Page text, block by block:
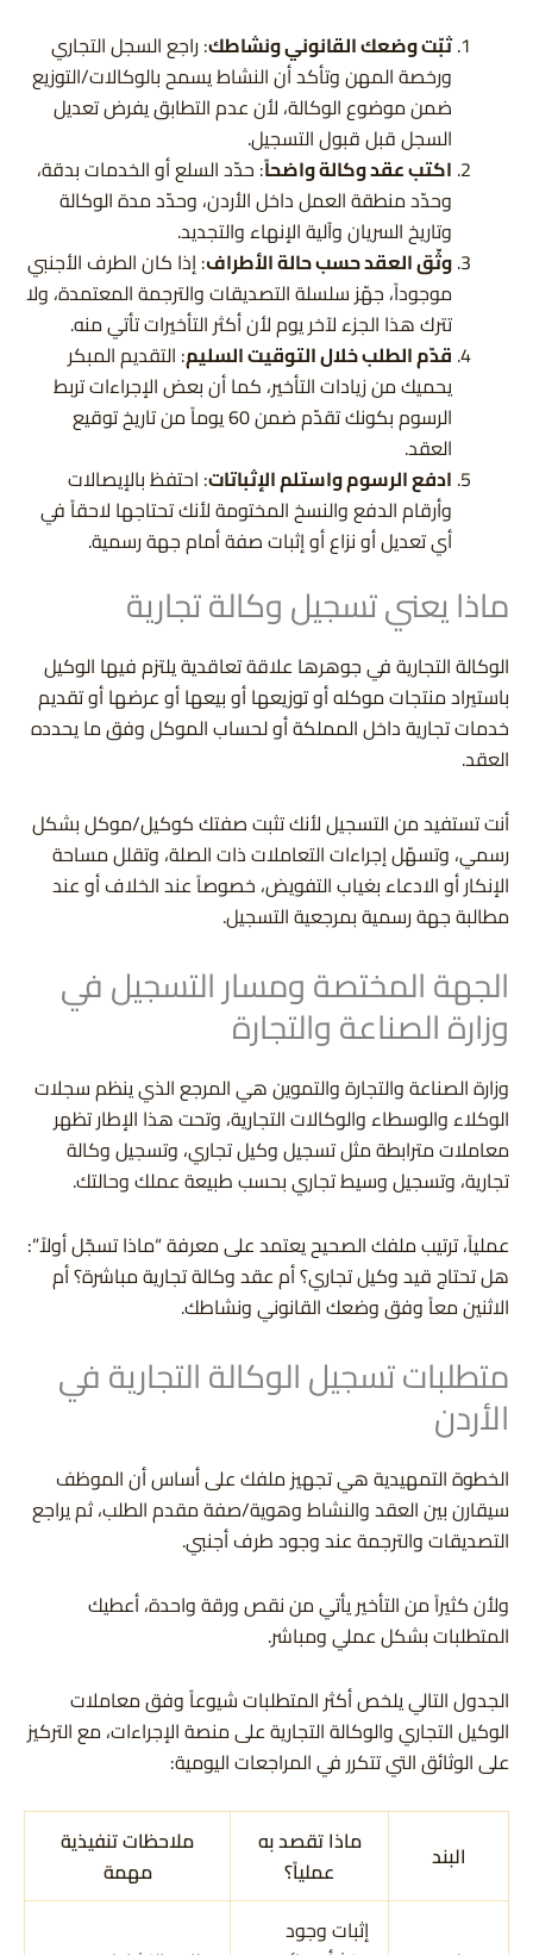
ثبّت وضعك القانوني ونشاطك: راجع السجل التجاري
ورخصة المهن وتأكد أن النشاط يسمح بالوكالات/التوزيع
ضمن موضوع الوكالة، لأن عدم التطابق يفرض تعديل
السجل قبل قبول التسجيل.
اكتب عقد وكالة واضحاً: حدّد السلع أو الخدمات بدقة،
وحدّد منطقة العمل داخل الأردن، وحدّد مدة الوكالة
وتاريخ السريان وآلية الإنهاء والتجديد.
وثّق العقد حسب حالة الأطراف: إذا كان الطرف الأجنبي
موجوداً، جهّز سلسلة التصديقات والترجمة المعتمدة، ولا
تترك هذا الجزء لآخر يوم لأن أكثر التأخيرات تأتي منه.
قدّم الطلب خلال التوقيت السليم: التقديم المبكر
يحميك من زيادات التأخير، كما أن بعض الإجراءات تربط
الرسوم بكونك تقدّم ضمن 60 يوماً من تاريخ توقيع
العقد.
ادفع الرسوم واستلم الإثباتات: احتفظ بالإيصالات
وأرقام الدفع والنسخ المختومة لأنك تحتاجها لاحقاً في
أي تعديل أو نزاع أو إثبات صفة أمام جهة رسمية.
ماذا يعني تسجيل وكالة تجارية
الوكالة التجارية في جوهرها علاقة تعاقدية يلتزم فيها الوكيل
باستيراد منتجات موكله أو توزيعها أو بيعها أو عرضها أو تقديم
خدمات تجارية داخل المملكة أو لحساب الموكل وفق ما يحدده
العقد.
أنت تستفيد من التسجيل لأنك تثبت صفتك كوكيل/موكل بشكل
رسمي، وتسهّل إجراءات التعاملات ذات الصلة، وتقلل مساحة
الإنكار أو الادعاء بغياب التفويض، خصوصاً عند الخلاف أو عند
مطالبة جهة رسمية بمرجعية التسجيل.
الجهة المختصة ومسار التسجيل في
وزارة الصناعة والتجارة
وزارة الصناعة والتجارة والتموين هي المرجع الذي ينظم سجلات
الوكلاء والوسطاء والوكالات التجارية، وتحت هذا الإطار تظهر
معاملات مترابطة مثل تسجيل وكيل تجاري، وتسجيل وكالة
تجارية، وتسجيل وسيط تجاري بحسب طبيعة عملك وحالتك.
عملياً، ترتيب ملفك الصحيح يعتمد على معرفة “ماذا تسجّل أولاً”:
هل تحتاج قيد وكيل تجاري؟ أم عقد وكالة تجارية مباشرة؟ أم
الاثنين معاً وفق وضعك القانوني ونشاطك.
متطلبات تسجيل الوكالة التجارية في
الأردن
الخطوة التمهيدية هي تجهيز ملفك على أساس أن الموظف
سيقارن بين العقد والنشاط وهوية/صفة مقدم الطلب، ثم يراجع
التصديقات والترجمة عند وجود طرف أجنبي.
ولأن كثيراً من التأخير يأتي من نقص ورقة واحدة، أعطيك
المتطلبات بشكل عملي ومباشر.
الجدول التالي يلخص أكثر المتطلبات شيوعاً وفق معاملات
الوكيل التجاري والوكالة التجارية على منصة الإجراءات، مع التركيز
على الوثائق التي تتكرر في المراجعات اليومية:
البند
ماذا تقصد به
عملياً؟
ملاحظات تنفيذية
مهمة
إثبات وجود